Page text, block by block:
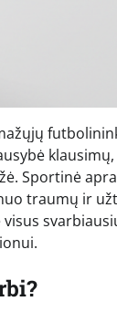
Sportinė
traumų ir